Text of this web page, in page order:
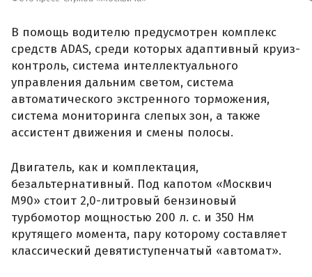
В помощь водителю предусмотрен комплекс
средств ADAS, среди которых адаптивный круиз-
контроль, система интеллектуального
управления дальним светом, система
автоматического экстренного торможения,
система мониторинга слепых зон, а также
ассистент движения и смены полосы.
Двигатель, как и комплектация,
безальтернативный. Под капотом «Москвич
М90» стоит 2,0-литровый бензиновый
турбомотор мощностью 200 л. с. и 350 Нм
крутящего момента, пару которому составляет
классический девятиступенчатый «автомат».